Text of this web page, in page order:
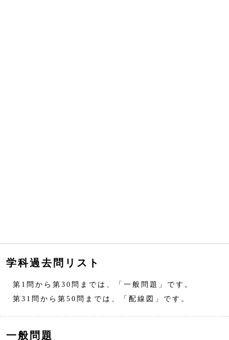
学科過去問リスト
第1問から第30問までは、「一般問題」です。
第31問から第50問までは、「配線図」です。
一般問題